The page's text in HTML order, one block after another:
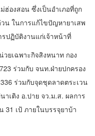
ฮ่องสอน ซึ่งเป็นอำเภอที่ถูก
น ในการแก้ไขปัญหายาเสพ
ปฏิบัติงานแก่เจ้าหน้าที่
วยเฉพาะกิจสิงหนาท กอง
ร่วมกับ จนท.ฝ่ายปกครอง
ร่วมกับจุดชุดลาดตระเวน
เติง อ.ปาย จว.ม.ส. ผลการ
เป้ ภายในบรรจุยาบ้า